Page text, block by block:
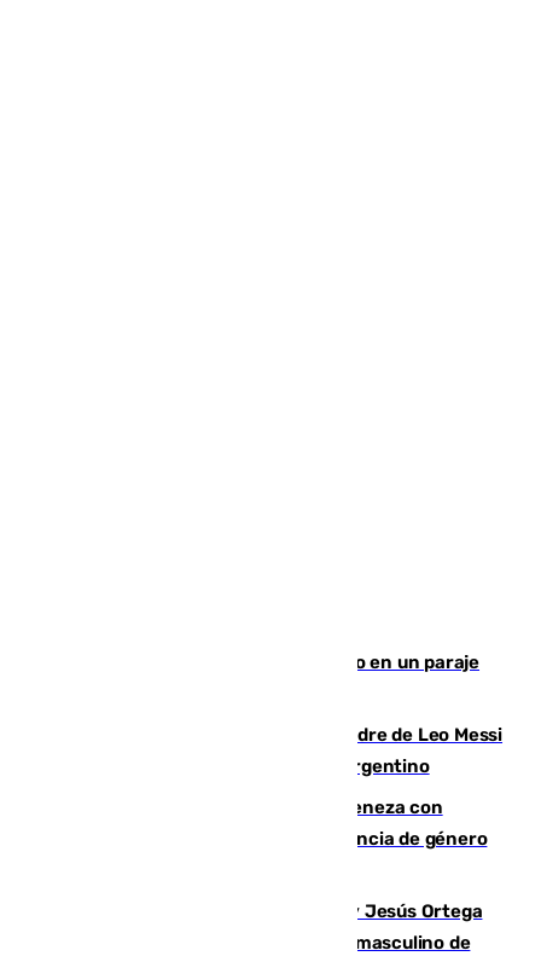
Los Bomberos combaten un incendio en un paraje
Muere a los 68 años Jorge Messi, padre de Leo Messi
y pieza fundamental en la carrera del argentino
Retiene a su mujer en su casa y ameneza con
quemar la vivienda: nuevo caso de violencia de género
Dos sevillanos de oro: Manuel Cruz y Jesús Ortega
ganan el campeonato del mundo sub19 masculino de